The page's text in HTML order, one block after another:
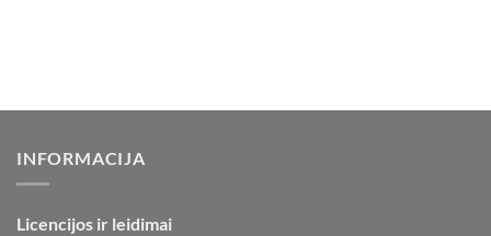
INFORMACIJA
Licencijos ir leidimai